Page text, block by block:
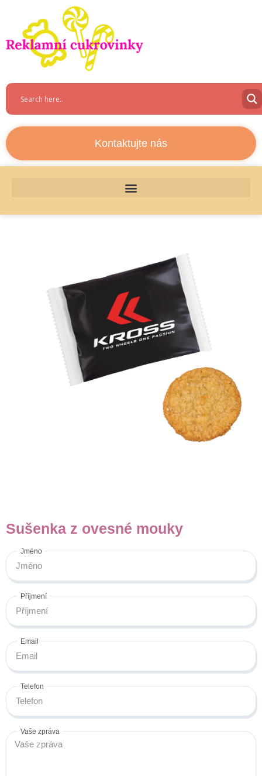
Kontaktujte nás
Sušenka z ovesné mouky
Jméno
Příjmení
Email
Telefon
Vaše zpráva